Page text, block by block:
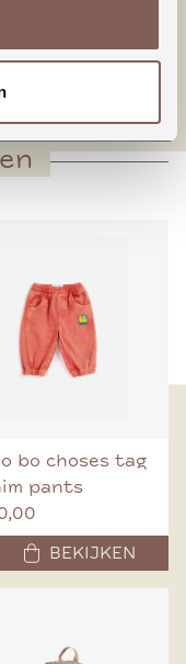
bo choses tag
pants
BEKIJKEN